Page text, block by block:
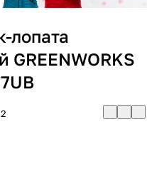
лопата